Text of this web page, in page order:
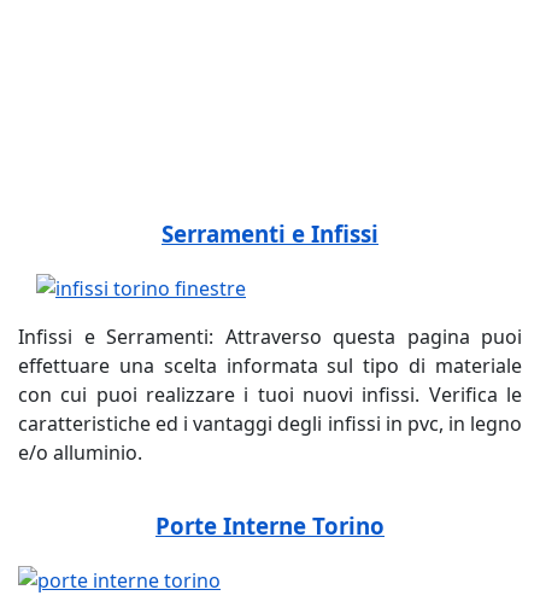
Serramenti e Infissi
Infissi e Serramenti: Attraverso questa pagina puoi
effettuare una scelta informata sul tipo di materiale
con cui puoi realizzare i tuoi nuovi infissi. Verifica le
caratteristiche ed i vantaggi degli infissi in pvc, in legno
e/o alluminio.
Porte Interne Torino